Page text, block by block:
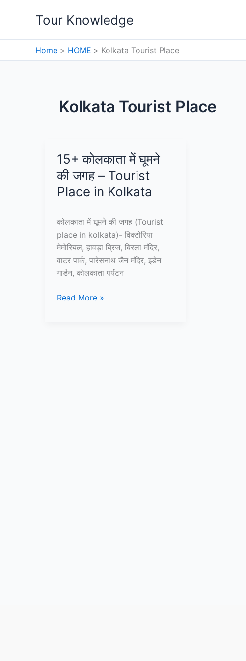
Tour Knowledge
Home HOME Kolkata Tourist Place
Kolkata Tourist Place
15+ कोलकाता में घूमने
की जगह – Tourist
Place in Kolkata
कोलकाता में घूमने की जगह (Tourist
place in kolkata)- विक्टोरिया
मेमोरियल, हावड़ा ब्रिज, बिरला मंदिर,
वाटर पार्क, पारेसनाथ जैन मंदिर, इडेन
गार्डन, कोलकाता पर्यटन
15+
Read More »